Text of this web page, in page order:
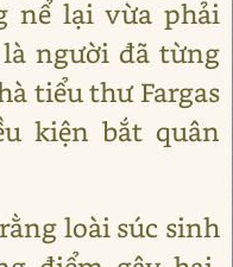
nể lại vừa phải
người đã từng
tiểu thư Fargas
kiện bắt quân
loài súc sinh